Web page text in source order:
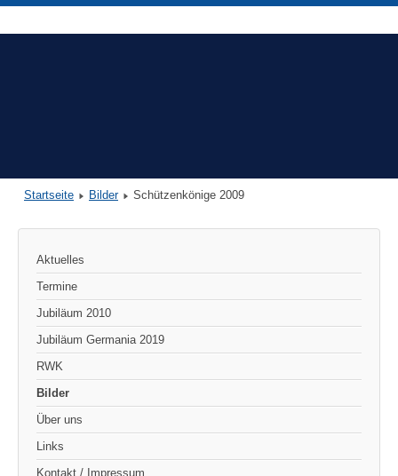
Startseite Bilder Schützenkönige 2009
Aktuelles
Termine
Jubiläum 2010
Jubiläum Germania 2019
RWK
Bilder
Über uns
Links
Kontakt / Impressum